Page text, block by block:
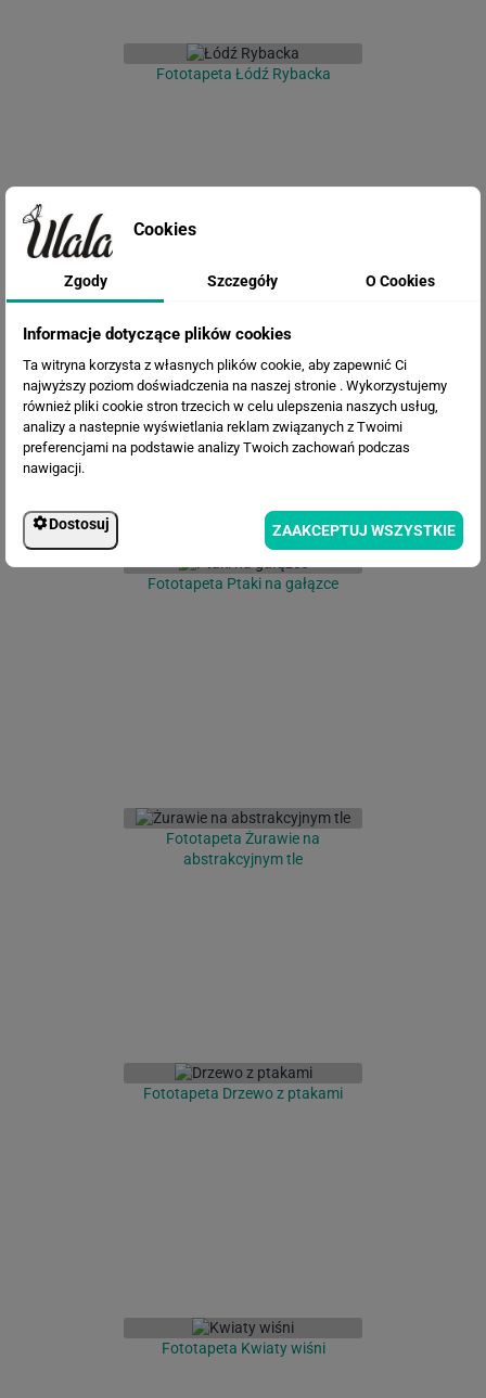
Fototapeta Łódź Rybacka
Fototapeta Malarstwo chińskie
Fototapeta Ptaki na gałązce
Fototapeta Żurawie na
abstrakcyjnym tle
Fototapeta Drzewo z ptakami
Fototapeta Kwiaty wiśni
Cookies
Zgody Szczegóły O Cookies
Informacje dotyczące plików cookies
Ta witryna korzysta z własnych plików cookie, aby zapewnić Ci
najwyższy poziom doświadczenia na naszej stronie . Wykorzystujemy
również pliki cookie stron trzecich w celu ulepszenia naszych usług,
analizy a nastepnie wyświetlania reklam związanych z Twoimi
preferencjami na podstawie analizy Twoich zachowań podczas
nawigacji.
Dostosuj ZAAKCEPTUJ WSZYSTKIE